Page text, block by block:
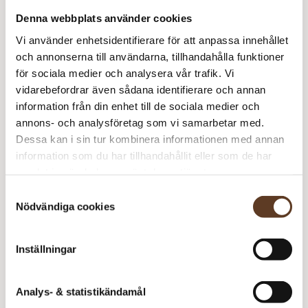
Denna webbplats använder cookies
Vi använder enhetsidentifierare för att anpassa innehållet
och annonserna till användarna, tillhandahålla funktioner
för sociala medier och analysera vår trafik. Vi
vidarebefordrar även sådana identifierare och annan
information från din enhet till de sociala medier och
annons- och analysföretag som vi samarbetar med.
Dessa kan i sin tur kombinera informationen med annan
information som du har tillhandahållit eller som de har
Nödvändiga cookies
Inställningar
Analys- & statistikändamål
248 kr
I lager Art.nr: SA-7602-2
Lägg i varukorg
Behöver du fler? Bli meddelad när fler är tillbaka i
lager!
Meddela mig
Om Sandnes Garn